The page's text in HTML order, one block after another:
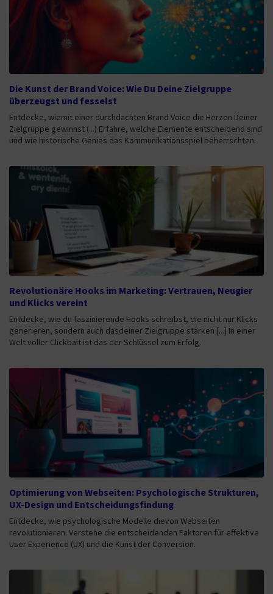
Die Kunst der Brand Voice: Wie Du Deine Zielgruppe
überzeugst und fesselst
Entdecke, wiemit einer durchdachten Brand Voice die Herzen Deiner
Zielgruppe gewinnst (...) Erfahre, welche Elemente entscheidend sind
und wie historische Genies das Kommunikationsspiel beherrschten.
Revolutionäre Hooks im Marketing: Vertrauen, Neugier
und Klicks vereint
Entdecke, wie du faszinierende Hooks schreibst, die nicht nur Klicks
generieren, sondern auch dasdeiner Zielgruppe stärken [...] In einer
Welt voller Clickbait ist das der Schlüssel zum Erfolg.
Optimierung von Webseiten: Psychologische Strukturen,
UX-Design und Entscheidungsfindung
Entdecke, wie psychologische Modelle dievon Webseiten
revolutionieren. Verstehe die entscheidenden Faktoren für effektive
User Experience (UX) und die Kunst der Conversion.